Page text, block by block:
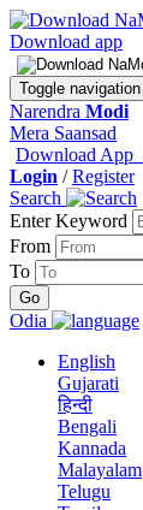
Download app
Toggle navigation
Narendra Modi
Mera Saansad
Download App
Login /Register
Search
Enter Keyword
From
To
Odia
English
Gujarati
हिन्दी
Bengali
Kannada
Malayalam
Telugu